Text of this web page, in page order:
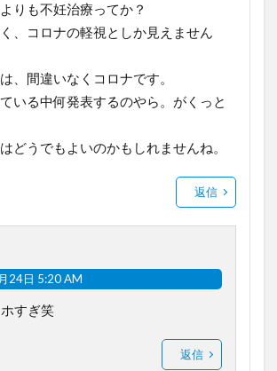
りも不妊治療ってか？
、コロナの軽視としか見えません
、間違いなくコロナです。
いる中何発表するのやら。がくっと
どうでもよいのかもしれませんね。
返信
24日 5:20 AM
すぎ笑
返信